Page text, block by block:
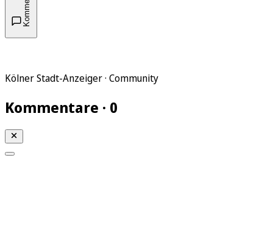
Kölner Stadt-Anzeiger · Community
Kommentare · 0